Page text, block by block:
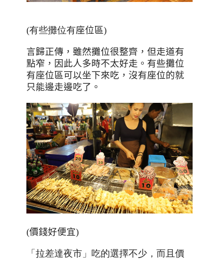
(有些攤位有座位區)
言歸正傳， 雖然攤位很整齊，但走道有
點窄，因此人多時不太好走。有些攤位
有座位區可以坐下來吃，沒有座位的就
只能邊走邊吃了。
(價錢好便宜)
「拉差達夜市」吃的選擇不少，而且價